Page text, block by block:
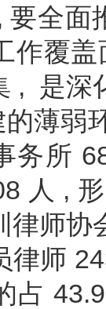
要全
作覆
, 是深
薄弱
务所
人 ,
律师
律师
占